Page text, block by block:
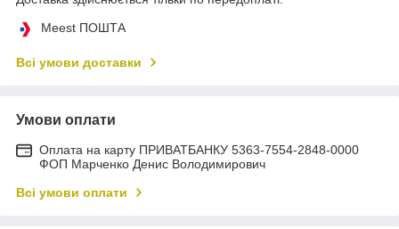
Meest ПОШТА
Всі умови доставки
Умови оплати
Оплата на карту ПРИВАТБАНКУ 5363-7554-2848-0000
ФОП Марченко Денис Володимирович
Всі умови оплати